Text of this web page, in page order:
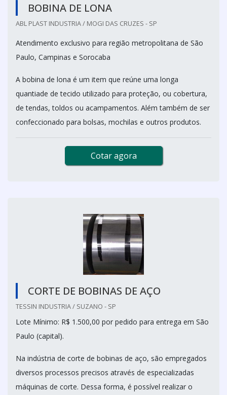
BOBINA DE LONA
ABL PLAST INDUSTRIA / MOGI DAS CRUZES - SP
Atendimento exclusivo para região metropolitana de São
Paulo, Campinas e Sorocaba
A bobina de lona é um item que reúne uma longa
quantiade de tecido utilizado para proteção, ou cobertura,
de tendas, toldos ou acampamentos. Além também de ser
confeccionado para bolsas, mochilas e outros produtos.
Cotar agora
CORTE DE BOBINAS DE AÇO
TESSIN INDUSTRIA / SUZANO - SP
Lote Mínimo: R$ 1.500,00 por pedido para entrega em São
Paulo (capital).
Na indústria de corte de bobinas de aço, são empregados
diversos processos precisos através de especializadas
máquinas de corte. Dessa forma, é possível realizar o